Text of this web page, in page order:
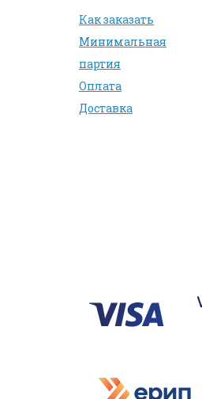
Как заказать
Минимальная
партия
Оплата
Доставка